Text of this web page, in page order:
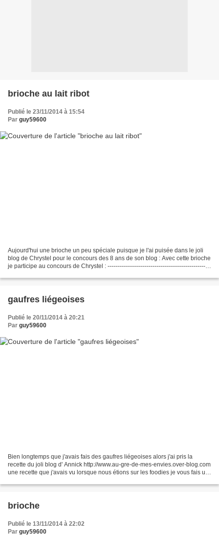
brioche au lait ribot
Publié le 23/11/2014 à 15:54
Par guy59600
Aujourd'hui une brioche un peu spéciale puisque je l'ai puisée dans le joli
blog de Chrystel pour le concours des 8 ans de son blog : Avec cette brioche
je participe au concours de Chrystel : -----------------------------------------------------
gaufres liégeoises
Publié le 20/11/2014 à 20:21
Par guy59600
Bien longtemps que j'avais fais des gaufres liégeoises alors j'ai pris la
recette du joli blog d' Annick http://www.au-gre-de-mes-envies.over-blog.com
une recette que j'avais vu lorsque nous étions sur les foodies je vous fais un
brioche
Publié le 13/11/2014 à 22:02
Par guy59600